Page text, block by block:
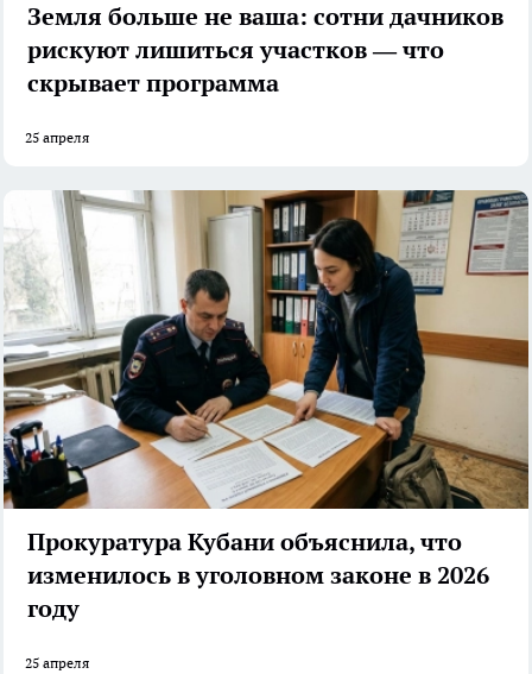
Земля больше не ваша: сотни дачников
рискуют лишиться участков — что
скрывает программа
25 апреля
Прокуратура Кубани объяснила, что
изменилось в уголовном законе в 2026
году
25 апреля